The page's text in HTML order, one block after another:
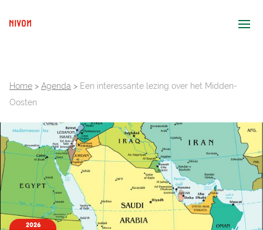
Home > Agenda > Een interessante lezing over het Midden-
Oosten
2026